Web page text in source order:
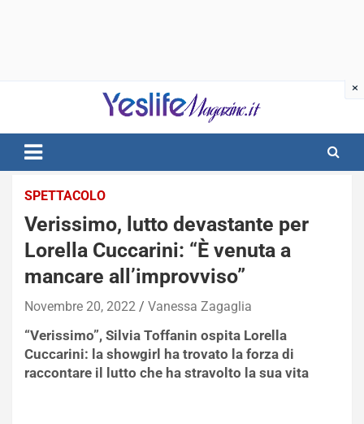
notizie di intrattenimento
SPETTACOLO
Verissimo, lutto devastante per
Lorella Cuccarini: “È venuta a
mancare all’improvviso”
Novembre 20, 2022 Vanessa Zagaglia
“Verissimo”, Silvia Toffanin ospita Lorella
Cuccarini: la showgirl ha trovato la forza di
raccontare il lutto che ha stravolto la sua vita